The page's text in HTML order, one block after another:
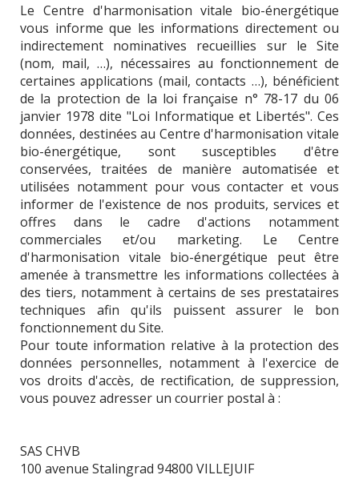
Le Centre d'harmonisation vitale bio-énergétique
vous informe que les informations directement ou
indirectement nominatives recueillies sur le Site
(nom, mail, …), nécessaires au fonctionnement de
certaines applications (mail, contacts …), bénéficient
de la protection de la loi française n° 78-17 du 06
janvier 1978 dite "Loi Informatique et Libertés". Ces
données, destinées au Centre d'harmonisation vitale
bio-énergétique, sont susceptibles d'être
conservées, traitées de manière automatisée et
utilisées notamment pour vous contacter et vous
informer de l'existence de nos produits, services et
offres dans le cadre d'actions notamment
commerciales et/ou marketing. Le Centre
d'harmonisation vitale bio-énergétique peut être
amenée à transmettre les informations collectées à
des tiers, notamment à certains de ses prestataires
techniques afin qu'ils puissent assurer le bon
fonctionnement du Site.
Pour toute information relative à la protection des
données personnelles, notamment à l'exercice de
vos droits d'accès, de rectification, de suppression,
vous pouvez adresser un courrier postal à :
SAS CHVB
100 avenue Stalingrad 94800 VILLEJUIF